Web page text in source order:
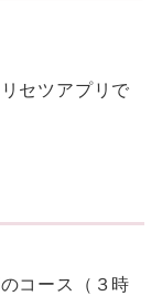
セツアプリで
コース（３時